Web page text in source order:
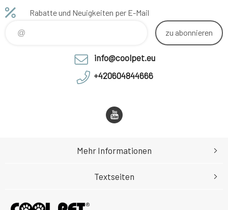
Rabatte und Neuigkeiten per E-Mail
zu abonnieren
info@coolpet.eu
+420604844666
Mehr Informationen
Textseiten